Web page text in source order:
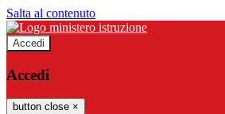
Salta al contenuto
Accedi
Accedi
button close ×